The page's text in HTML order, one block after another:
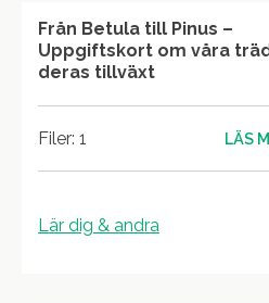
Från Betula till Pinus –
Uppgiftskort om våra
deras tillväxt
Filer: 1 LÄS
Lär dig & andra